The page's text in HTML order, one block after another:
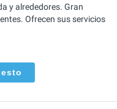
y alrededores. Gran
Ofrecen sus servicios